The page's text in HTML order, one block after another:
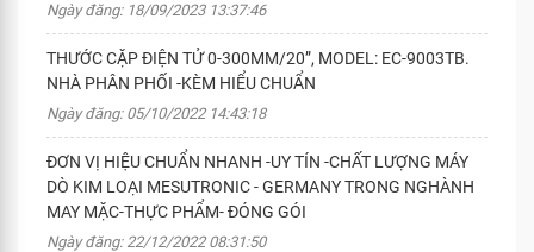
Ngày đăng: 18/09/2023 13:37:46
THƯỚC CẶP ĐIỆN TỬ 0-300MM/20”, MODEL: EC-9003TB.
NHÀ PHÂN PHỐI -KÈM HIỂU CHUẨN
Ngày đăng: 05/10/2022 14:43:18
ĐƠN VỊ HIỆU CHUẨN NHANH -UY TÍN -CHẤT LƯỢNG MÁY
DÒ KIM LOẠI MESUTRONIC - GERMANY TRONG NGHÀNH
MAY MẶC-THỰC PHẨM- ĐÓNG GÓI
Ngày đăng: 22/12/2022 08:31:50